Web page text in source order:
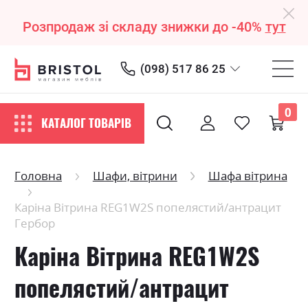
Розпродаж зі складу знижки до -40% тут
(098) 517 86 25
КАТАЛОГ ТОВАРІВ
0
Головна Шафи, вітрини
Шафа вітрина
Каріна Вітрина REG1W2S попелястий/антрацит
Гербор
Каріна Вітрина REG1W2S
попелястий/антрацит